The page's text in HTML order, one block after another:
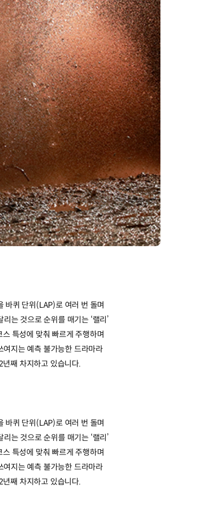
바퀴 단위(LAP)로 여러 번 돌며
는 것으로 순위를 매기는 ‘랠리’
특성에 맞춰 빠르게 주행하며
지는 예측 불가능한 드라마라
째 차지하고 있습니다.
바퀴 단위(LAP)로 여러 번 돌며
는 것으로 순위를 매기는 ‘랠리’
특성에 맞춰 빠르게 주행하며
지는 예측 불가능한 드라마라
째 차지하고 있습니다.